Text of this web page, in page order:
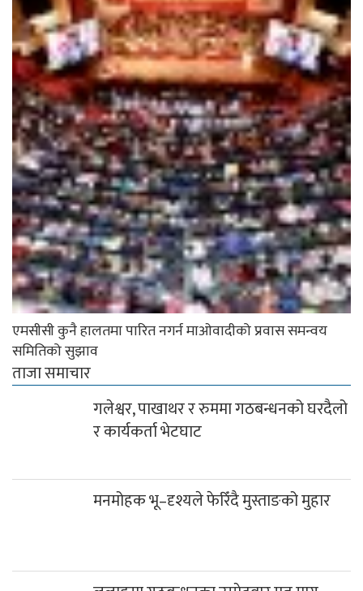
एमसीसी कुनै हालतमा पारित नगर्न माओवादीको प्रवास समन्वय
समितिको सुझाव
ताजा समाचार
गलेश्वर, पाखाथर र रुममा गठबन्धनको घरदैलो
र कार्यकर्ता भेटघाट
मनमोहक भू–दृश्यले फेरिँदै मुस्ताङको मुहार